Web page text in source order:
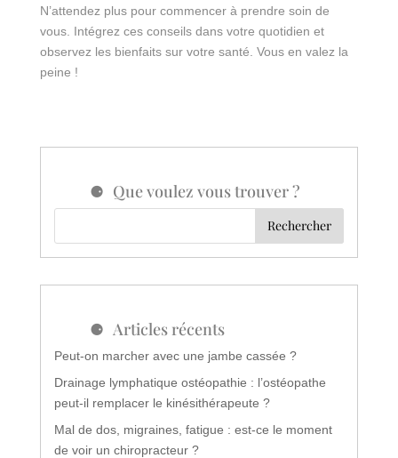
N’attendez plus pour commencer à prendre soin de
vous. Intégrez ces conseils dans votre quotidien et
observez les bienfaits sur votre santé. Vous en valez la
peine !
Que voulez vous trouver ?
Articles récents
Peut-on marcher avec une jambe cassée ?
Drainage lymphatique ostéopathie : l’ostéopathe
peut-il remplacer le kinésithérapeute ?
Mal de dos, migraines, fatigue : est-ce le moment
de voir un chiropracteur ?